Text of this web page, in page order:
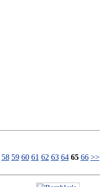
58 59 60 61 62 63 64 65 66 >>